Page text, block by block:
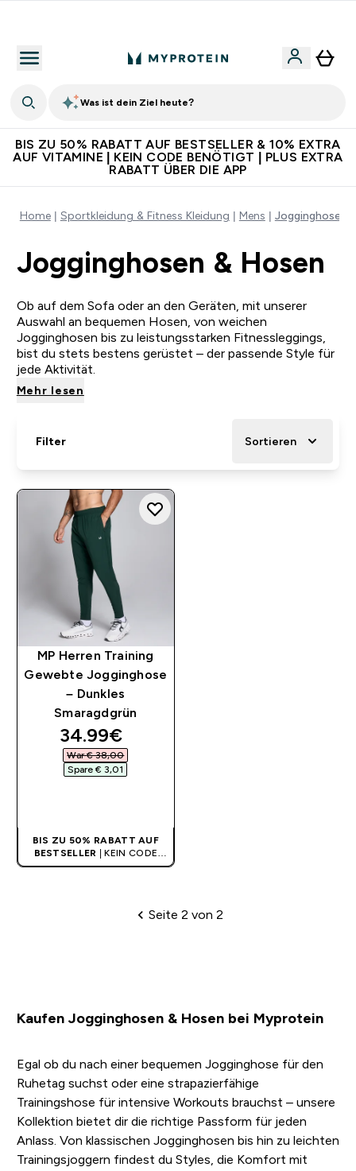
Was ist dein Ziel heute?
BIS ZU 50% RABATT AUF BESTSELLER & 10% EXTRA
AUF VITAMINE | KEIN CODE BENÖTIGT | PLUS EXTRA
RABATT ÜBER DIE APP
Home Sportkleidung & Fitness Kleidung Mens Jogginghosen
Jogginghosen & Hosen
Ob auf dem Sofa oder an den Geräten, mit unserer
Auswahl an bequemen Hosen, von weichen
Jogginghosen bis zu leistungsstarken Fitnessleggings,
bist du stets bestens gerüstet – der passende Style für
jede Aktivität.
Mehr lesen
Filter Sortieren
MP Herren Training
Gewebte Jogginghose
– Dunkles
Smaragdgrün
discounted price
34.99€‎
War € 38,00‎
Spare € 3,01‎
BIS ZU 50% RABATT AUF
BESTSELLER
| KEIN CODE
BENÖTIGT
Paginierung
Seite 2 von 2
Kaufen Jogginghosen & Hosen bei Myprotein
Egal ob du nach einer bequemen Jogginghose für den
Ruhetag suchst oder eine strapazierfähige
Trainingshose für intensive Workouts brauchst – unsere
Kollektion bietet dir die richtige Passform für jeden
Anlass. Von klassischen Jogginghosen bis hin zu leichten
Trainingsjoggern findest du Styles, die Komfort mit